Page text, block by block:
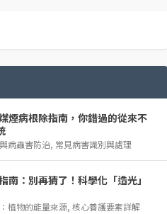
煙病根除指南，你錯過的從來不
病蟲害防治, 常見病害識別與處理
南：別再猜了！科學化「造光」
植物的能量來源, 核心養護要素詳解